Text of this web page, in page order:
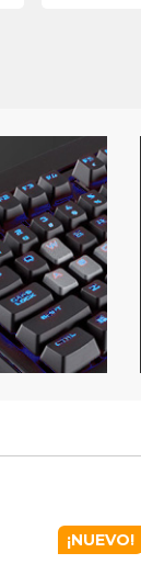
¡NUEVO!